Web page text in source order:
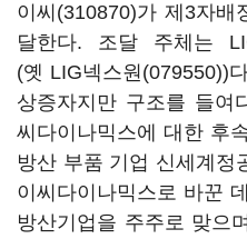
이씨(310870)가 제3자배
달한다. 조달 주체는
(옛 LIG넥스원(079550))
상증자지만 구조를 들여
씨다이나믹스에 대한 후
방산 부품 기업 신세계정
이씨다이나믹스로 바꾼
방산기업을 주주로 맞으